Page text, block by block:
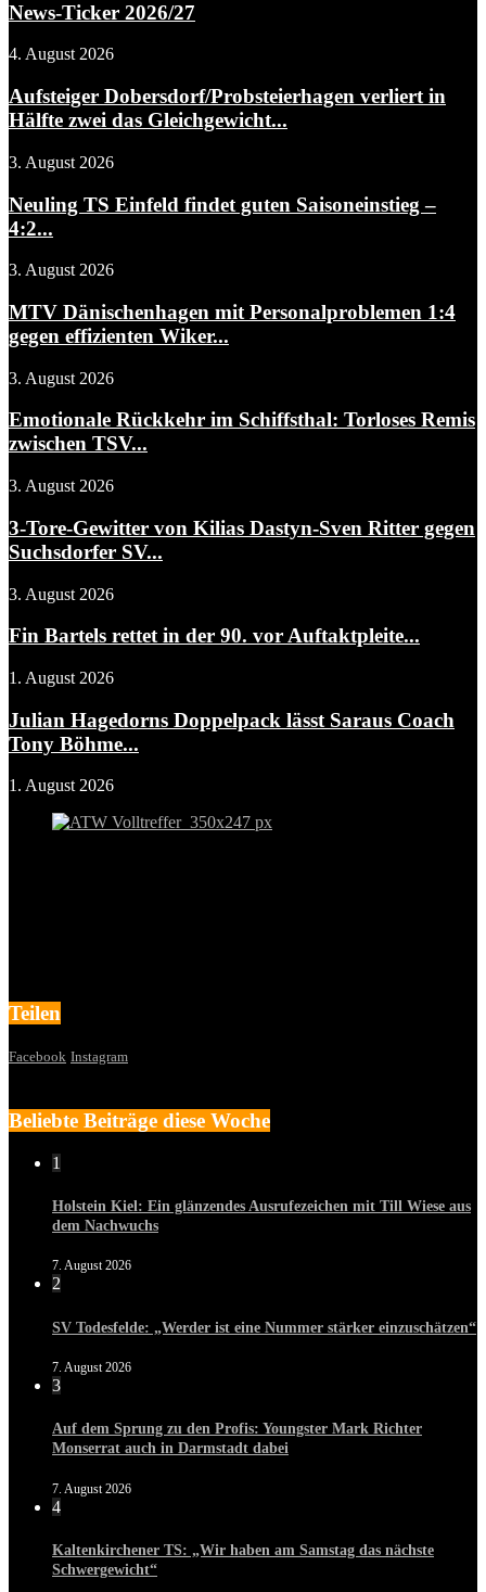
News-Ticker 2026/27
4. August 2026
Aufsteiger Dobersdorf/Probsteierhagen verliert in
Hälfte zwei das Gleichgewicht...
3. August 2026
Neuling TS Einfeld findet guten Saisoneinstieg –
4:2...
3. August 2026
MTV Dänischenhagen mit Personalproblemen 1:4
gegen effizienten Wiker...
3. August 2026
Emotionale Rückkehr im Schiffsthal: Torloses Remis
zwischen TSV...
3. August 2026
3-Tore-Gewitter von Kilias Dastyn-Sven Ritter gegen
Suchsdorfer SV...
3. August 2026
Fin Bartels rettet in der 90. vor Auftaktpleite...
1. August 2026
Julian Hagedorns Doppelpack lässt Saraus Coach
Tony Böhme...
1. August 2026
Teilen
Facebook Instagram
Beliebte Beiträge diese Woche
1
Holstein Kiel: Ein glänzendes Ausrufezeichen mit Till Wiese aus
dem Nachwuchs
7. August 2026
2
SV Todesfelde: „Werder ist eine Nummer stärker einzuschätzen“
7. August 2026
3
Auf dem Sprung zu den Profis: Youngster Mark Richter
Monserrat auch in Darmstadt dabei
7. August 2026
4
Kaltenkirchener TS: „Wir haben am Samstag das nächste
Schwergewicht“